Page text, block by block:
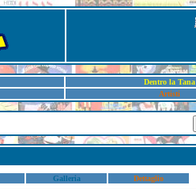
Dentro la Tana
Artisti
Galleria Dettaglio